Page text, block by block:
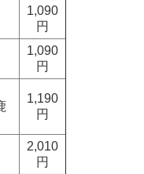
1,090
円
1,090
円
1,190
円
2,010
円